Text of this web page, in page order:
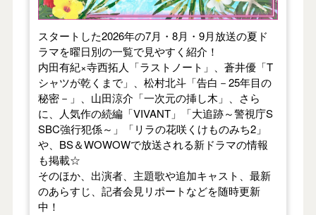
スタートした2026年の7月・8月・9月放送の夏ド
ラマを曜日別の一覧で見やすく紹介！
内田有紀×寺西拓人「ラストノート」、蒼井優「T
シャツが乾くまで」、松村北斗「告白－25年目の
秘密－」、山田涼介「一次元の挿し木」、さら
に、人気作の続編「VIVANT」「大追跡～警視庁S
SBC強行犯係～」「リラの花咲くけものみち2」
や、BS＆WOWOWで放送される新ドラマの情報
も掲載☆
そのほか、出演者、主題歌や追加キャスト、最新
のあらすじ、記者会見リポートなどを随時更新
中！